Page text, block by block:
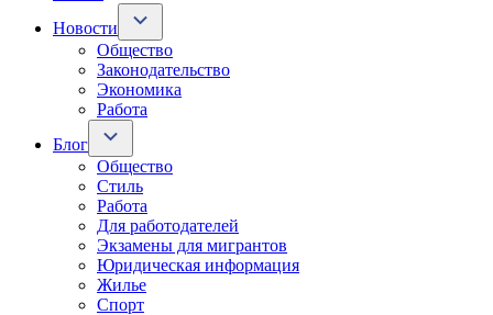
Новости
Общество
Законодательство
Экономика
Работа
Блог
Общество
Стиль
Работа
Для работодателей
Экзамены для мигрантов
Юридическая информация
Жилье
Спорт